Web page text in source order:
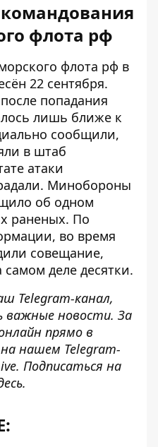
флота рф
флота рф в
22 сентября.
попадания
лишь ближе к
сообщили,
в штаб
атаки
Минобороны
об одном
раненых. По
во время
совещание,
деле десятки.
Telegram-канал,
важные новости. За
прямо в
нашем Telegram-
. Подписаться на
.